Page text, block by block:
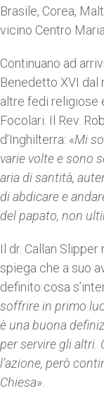
Brasile, Corea,
vicino Centro
Continuano ad
Benedetto XVI dal
altre fedi religiose
Focolari. Il Rev.
d’Inghilterra: «Mi
varie volte e sono
aria di santità,
di abdicare e
del papato, non
Il dr. Callan
spiega che a suo
definito cosa
soffrire in primo
è una buona
per servire gli altri.
l’azione, però
Chiesa».